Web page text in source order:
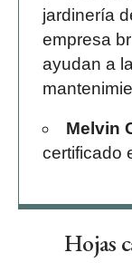
jardinería
empresa
ayudan a
Melvin
certificado
Hojas